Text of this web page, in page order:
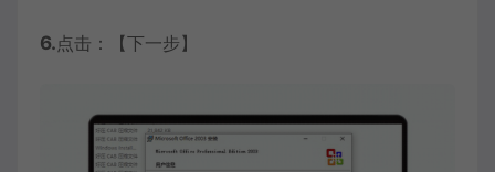
6.点击：【下一步】